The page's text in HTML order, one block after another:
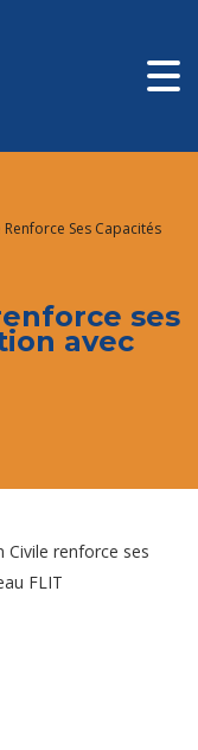
Ses Capacités
ses
avec
Civile renforce ses
FLIT